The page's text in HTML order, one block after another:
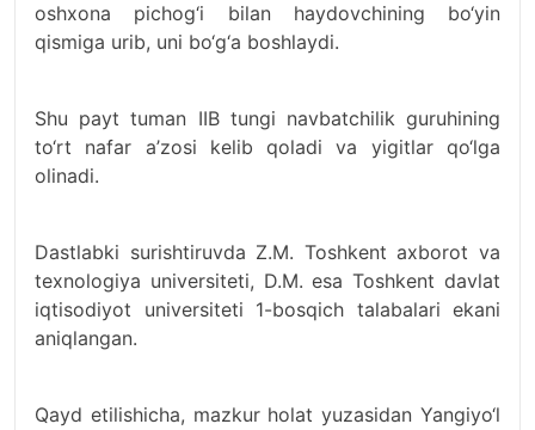
oshxona pichog‘i bilan haydovchining bo‘yin
qismiga urib, uni bo‘g‘a boshlaydi.
Shu payt tuman IIB tungi navbatchilik guruhining
to‘rt nafar a’zosi kelib qoladi va yigitlar qo‘lga
olinadi.
Dastlabki surishtiruvda Z.M. Toshkent axborot va
texnologiya universiteti, D.M. esa Toshkent davlat
iqtisodiyot universiteti 1-bosqich talabalari ekani
aniqlangan.
Qayd etilishicha, mazkur holat yuzasidan Yangiyo‘l